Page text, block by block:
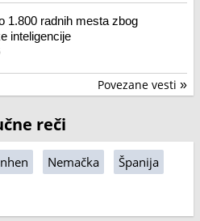
1.800 radnih mesta zbog
inteligencije
Povezane vesti »
reči
Nemačka Španija